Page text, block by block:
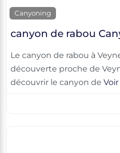
Canyoning
canyon de rabou
Le canyon de rabou à
découverte proche de
découvrir le canyon de